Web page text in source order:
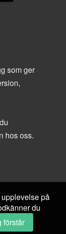
som ger
hos oss.
på
du
förstår